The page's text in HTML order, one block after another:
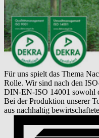
Für uns spielt das Thema
Rolle. Wir sind nach den
DIN-EN-ISO 14001 sowohl
Bei der Produktion unserer
aus nachhaltig